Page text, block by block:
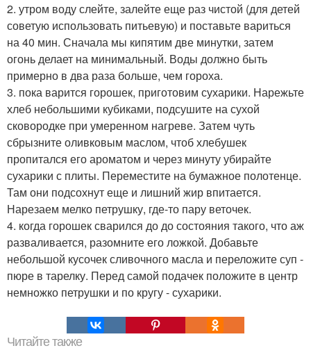
2. утром воду слейте, залейте еще раз чистой (для детей
советую использовать питьевую) и поставьте вариться
на 40 мин. Сначала мы кипятим две минутки, затем
огонь делает на минимальный. Воды должно быть
примерно в два раза больше, чем гороха.
3. пока варится горошек, приготовим сухарики. Нарежьте
хлеб небольшими кубиками, подсушите на сухой
сковородке при умеренном нагреве. Затем чуть
сбрызните оливковым маслом, чтоб хлебушек
пропитался его ароматом и через минуту убирайте
сухарики с плиты. Переместите на бумажное полотенце.
Там они подсохнут еще и лишний жир впитается.
Нарезаем мелко петрушку, где-то пару веточек.
4. когда горошек сварился до до состояния такого, что аж
разваливается, разомните его ложкой. Добавьте
небольшой кусочек сливочного масла и переложите суп -
пюре в тарелку. Перед самой подачек положите в центр
немножко петрушки и по кругу - сухарики.
Читайте также